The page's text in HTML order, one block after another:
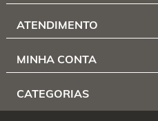
ATENDIMENTO
MINHA CONTA
CATEGORIAS